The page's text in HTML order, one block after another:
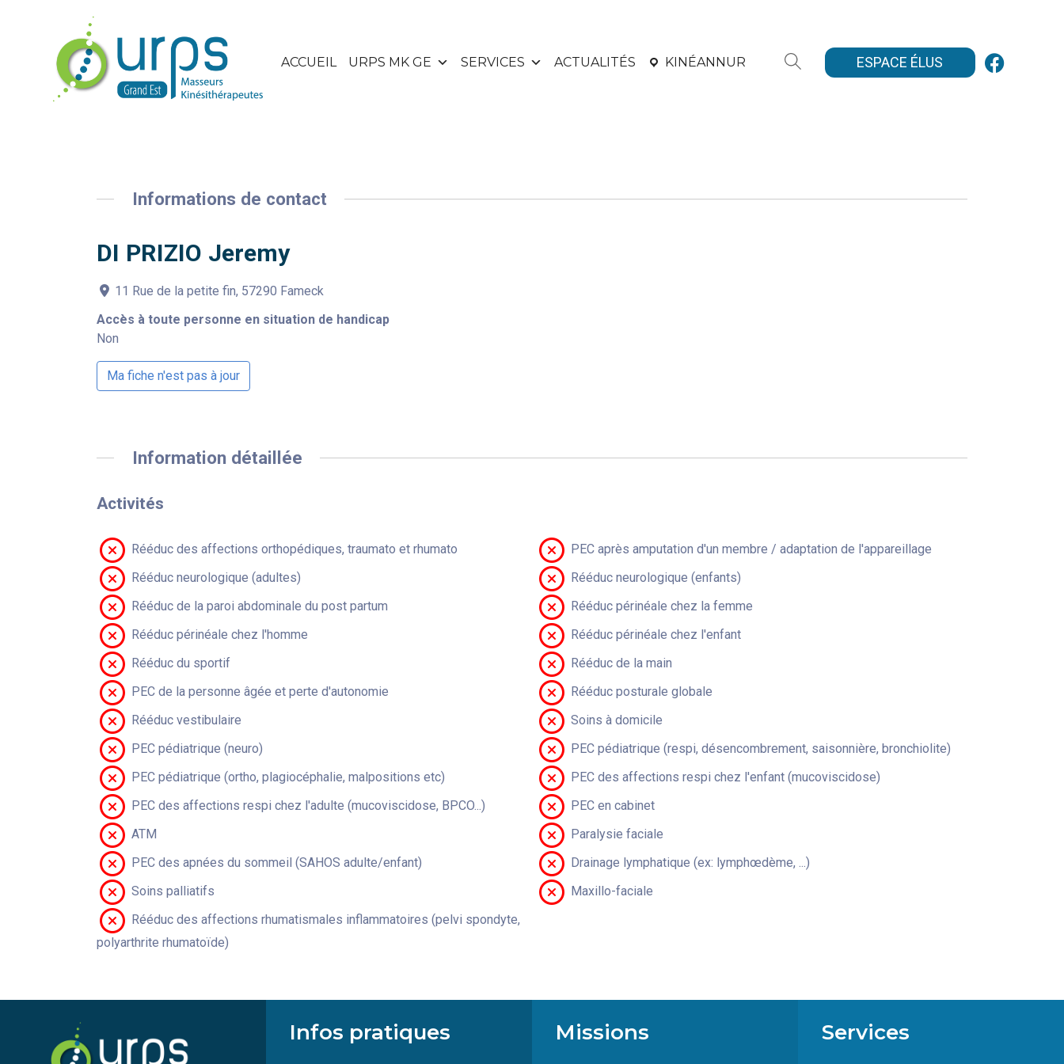
ACCUEIL URPS MK GE SERVICES ACTUALITÉS KINÉANNUR ESPACE ÉLUS
Informations de contact
DI PRIZIO Jeremy
11 Rue de la petite fin, 57290 Fameck
Accès à toute personne en situation de handicap
Non
Ma fiche n'est pas à jour
Information détaillée
Activités
Rééduc des affections orthopédiques, traumato et rhumato
PEC après amputation d'un membre / adaptation de l'appareillage
Rééduc neurologique (adultes)
Rééduc neurologique (enfants)
Rééduc de la paroi abdominale du post partum
Rééduc périnéale chez la femme
Rééduc périnéale chez l'homme
Rééduc périnéale chez l'enfant
Rééduc du sportif
Rééduc de la main
PEC de la personne âgée et perte d'autonomie
Rééduc posturale globale
Rééduc vestibulaire
Soins à domicile
PEC pédiatrique (neuro)
PEC pédiatrique (respi, désencombrement, saisonnière, bronchiolite)
PEC pédiatrique (ortho, plagiocéphalie, malpositions etc)
PEC des affections respi chez l'enfant (mucoviscidose)
PEC des affections respi chez l'adulte (mucoviscidose, BPCO...)
PEC en cabinet
ATM
Paralysie faciale
PEC des apnées du sommeil (SAHOS adulte/enfant)
Drainage lymphatique (ex: lymphœdème, ...)
Soins palliatifs
Maxillo-faciale
Rééduc des affections rhumatismales inflammatoires (pelvi spondyte,
polyarthrite rhumatoïde)
Infos pratiques Missions Services